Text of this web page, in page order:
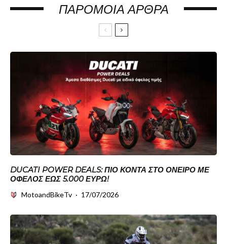
ΠΑΡΌΜΟΙΑ ΆΡΘΡΑ
DUCATI POWER DEALS: ΠΙΟ ΚΟΝΤΆ ΣΤΟ ΌΝΕΙΡΟ ΜΕ
ΌΦΕΛΟΣ ΈΩΣ 5.000 ΕΥΡΏ!
MotoandBikeTv · 17/07/2026